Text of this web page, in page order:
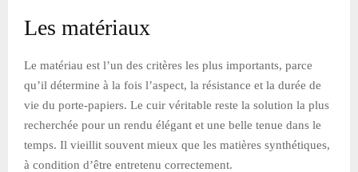
Les matériaux
Le matériau est l’un des critères les plus importants, parce
qu’il détermine à la fois l’aspect, la résistance et la durée de
vie du porte-papiers. Le cuir véritable reste la solution la plus
recherchée pour un rendu élégant et une belle tenue dans le
temps. Il vieillit souvent mieux que les matières synthétiques,
à condition d’être entretenu correctement.